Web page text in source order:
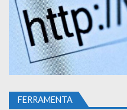
FERRAMENTA